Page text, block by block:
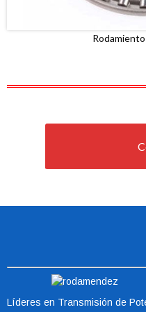
Líderes en Transmisión de